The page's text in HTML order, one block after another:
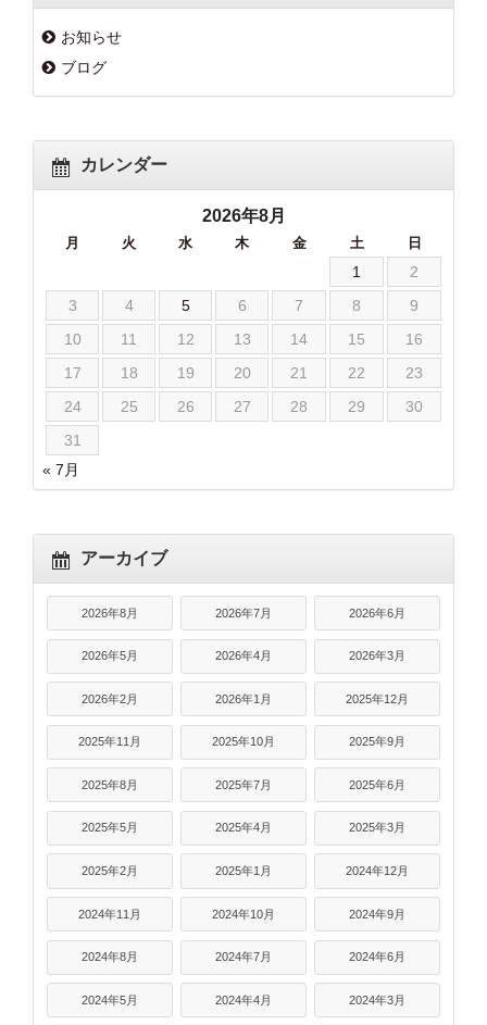
お知らせ
ブログ
カレンダー
2026年8月
月 火 水 木 金 土 日
1
2
3
4 5 6 7 8
9
10
11 12 13 14 15
16
17
18 19 20 21 22
23
24
25 26 27 28 29
30
31
« 7月
アーカイブ
2026年8月 2026年7月 2026年6月
2026年5月 2026年4月 2026年3月
2026年2月 2026年1月 2025年12月
2025年11月 2025年10月 2025年9月
2025年8月 2025年7月 2025年6月
2025年5月 2025年4月 2025年3月
2025年2月 2025年1月 2024年12月
2024年11月 2024年10月 2024年9月
2024年8月 2024年7月 2024年6月
2024年5月 2024年4月 2024年3月